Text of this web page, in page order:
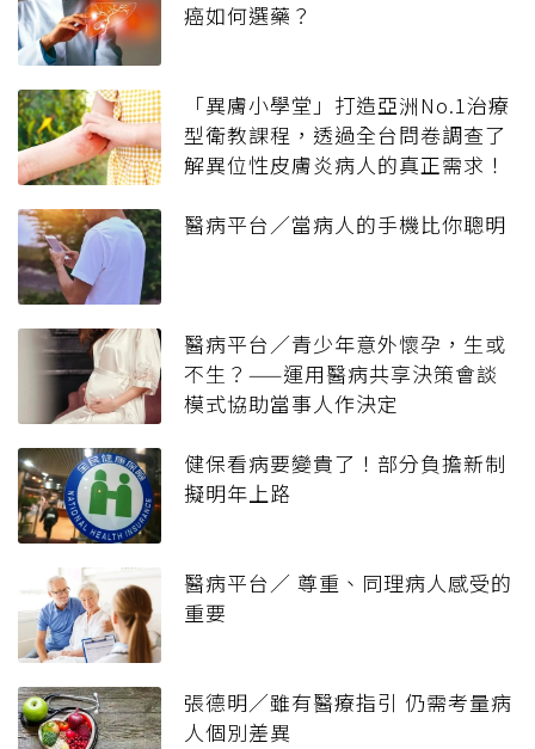
癌如何選藥？
「異膚小學堂」打造亞洲No.1治療
型衛教課程，透過全台問卷調查了
解異位性皮膚炎病人的真正需求！
醫病平台／當病人的手機比你聰明
醫病平台／青少年意外懷孕，生或
不生？——運用醫病共享決策會談
模式協助當事人作決定
健保看病要變貴了！部分負擔新制
擬明年上路
醫病平台／ 尊重、同理病人感受的
重要
張德明／雖有醫療指引 仍需考量病
人個別差異